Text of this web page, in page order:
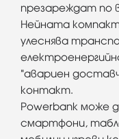
презареждат по
Нейната
улеснява
"авариен
контакт.
Powerbank може
смартфони,